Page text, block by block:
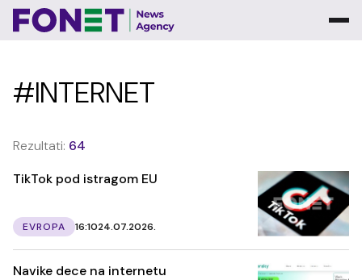
#INTERNET
Rezultati: 64
TikTok pod istragom EU
EVROPA 16:1024.07.2026.
Navike dece na internetu